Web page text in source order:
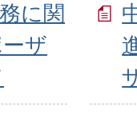
に関
ザ